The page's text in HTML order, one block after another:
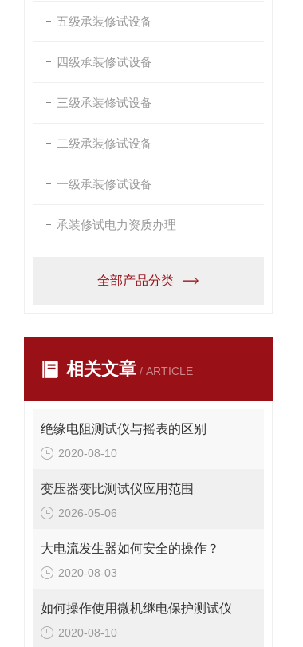
五级承装修试设备
四级承装修试设备
三级承装修试设备
二级承装修试设备
一级承装修试设备
承装修试电力资质办理
全部产品分类
相关文章 / ARTICLE
绝缘电阻测试仪与摇表的区别
2020-08-10
变压器变比测试仪应用范围
2026-05-06
大电流发生器如何安全的操作？
2020-08-03
如何操作使用微机继电保护测试仪
2020-08-10